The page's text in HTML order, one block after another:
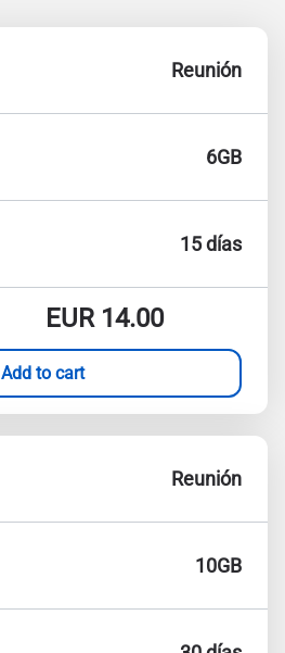
Reunión
6GB
15 días
EUR14.00
Add to cart
Reunión
10GB